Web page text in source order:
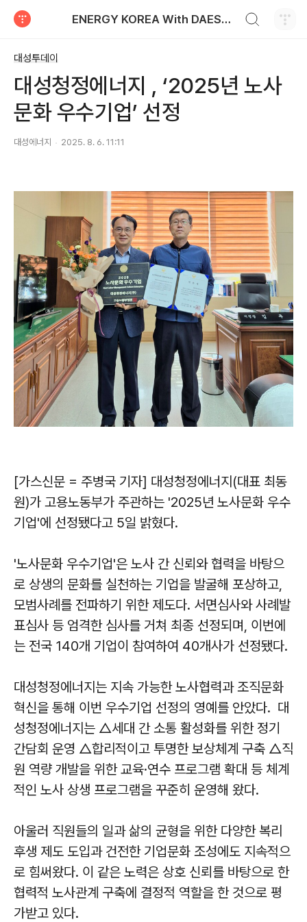
ENERGY KOREA With DAESUNG ENERGY
대성투데이
대성청정에너지 , ‘2025년 노사
문화 우수기업’ 선정
대성에너지 2025. 8. 6. 11:11
[가스신문 = 주병국 기자] 대성청정에너지(대표 최동
원)가 고용노동부가 주관하는 '2025년 노사문화 우수
기업'에 선정됐다고 5일 밝혔다.
'노사문화 우수기업'은 노사 간 신뢰와 협력을 바탕으
로 상생의 문화를 실천하는 기업을 발굴해 포상하고,
모범사례를 전파하기 위한 제도다. 서면심사와 사례발
표심사 등 엄격한 심사를 거쳐 최종 선정되며, 이번에
는 전국 140개 기업이 참여하여 40개사가 선정됐다.
대성청정에너지는 지속 가능한 노사협력과 조직문화
혁신을 통해 이번 우수기업 선정의 영예를 안았다. 대
성청정에너지는 △세대 간 소통 활성화를 위한 정기
간담회 운영 △합리적이고 투명한 보상체계 구축 △직
원 역량 개발을 위한 교육·연수 프로그램 확대 등 체계
적인 노사 상생 프로그램을 꾸준히 운영해 왔다.
아울러 직원들의 일과 삶의 균형을 위한 다양한 복리
후생 제도 도입과 건전한 기업문화 조성에도 지속적으
로 힘써왔다. 이 같은 노력은 상호 신뢰를 바탕으로 한
협력적 노사관계 구축에 결정적 역할을 한 것으로 평
가받고 있다.